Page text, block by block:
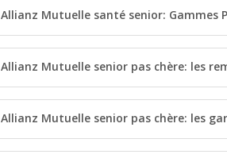
Allianz Mutuelle santé senior: Gammes
Allianz Mutuelle senior pas chère: les
Allianz Mutuelle senior pas chère: les